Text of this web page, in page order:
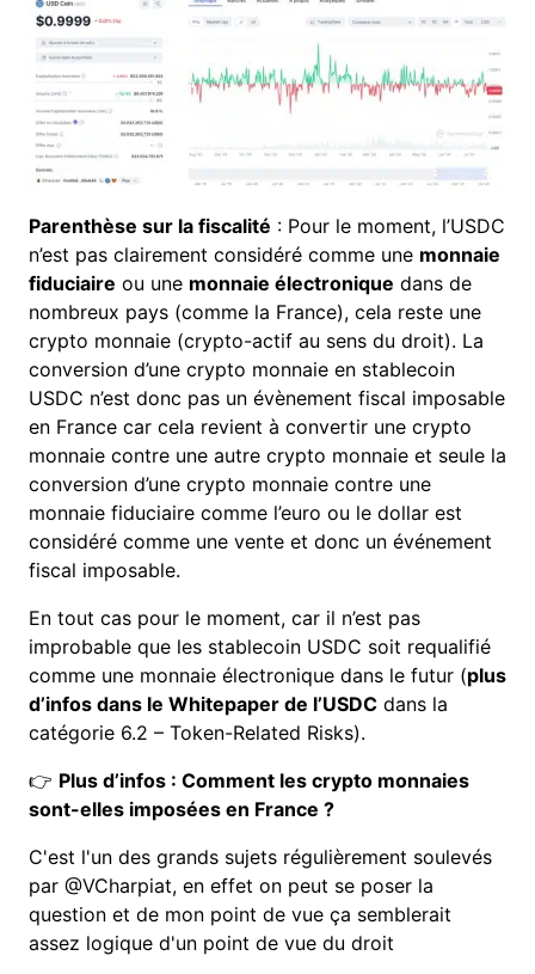
Parenthèse sur la fiscalité : Pour le moment, l’USDC
n’est pas clairement considéré comme une monnaie
fiduciaire ou une monnaie électronique dans de
nombreux pays (comme la France), cela reste une
crypto monnaie (crypto-actif au sens du droit). La
conversion d’une crypto monnaie en stablecoin
USDC n’est donc pas un évènement fiscal imposable
en France car cela revient à convertir une crypto
monnaie contre une autre crypto monnaie et seule la
conversion d’une crypto monnaie contre une
monnaie fiduciaire comme l’euro ou le dollar est
considéré comme une vente et donc un événement
fiscal imposable.
En tout cas pour le moment, car il n’est pas
improbable que les stablecoin USDC soit requalifié
comme une monnaie électronique dans le futur (plus
d’infos dans le Whitepaper de l’USDC dans la
catégorie 6.2 – Token-Related Risks).
👉 Plus d’infos : Comment les crypto monnaies
sont-elles imposées en France ?
C'est l'un des grands sujets régulièrement soulevés
par @VCharpiat, en effet on peut se poser la
question et de mon point de vue ça semblerait
assez logique d'un point de vue du droit